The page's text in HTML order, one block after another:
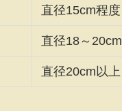
直径15cm程度
直径18～20cm
直径20cm以上